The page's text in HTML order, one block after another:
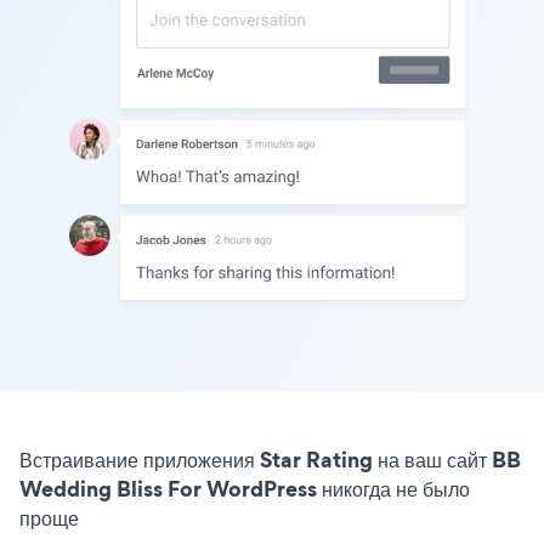
Встраивание приложения Star Rating на ваш сайт BB
Wedding Bliss For WordPress никогда не было
проще